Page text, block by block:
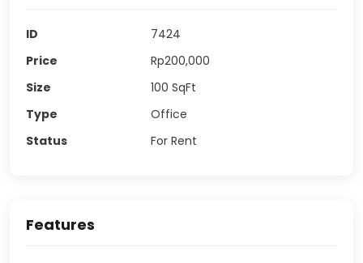
ID
7424
Price
Rp200,000
Size
100 SqFt
Type
Office
Status
For Rent
Features